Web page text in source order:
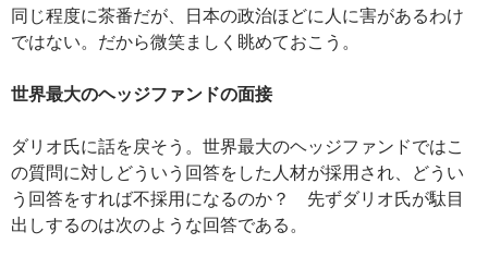
同じ程度に茶番だが、日本の政治ほどに人に害があるわけ
ではない。だから微笑ましく眺めておこう。
世界最大のヘッジファンドの面接
ダリオ氏に話を戻そう。世界最大のヘッジファンドではこ
の質問に対しどういう回答をした人材が採用され、どうい
う回答をすれば不採用になるのか？ 先ずダリオ氏が駄目
出しするのは次のような回答である。